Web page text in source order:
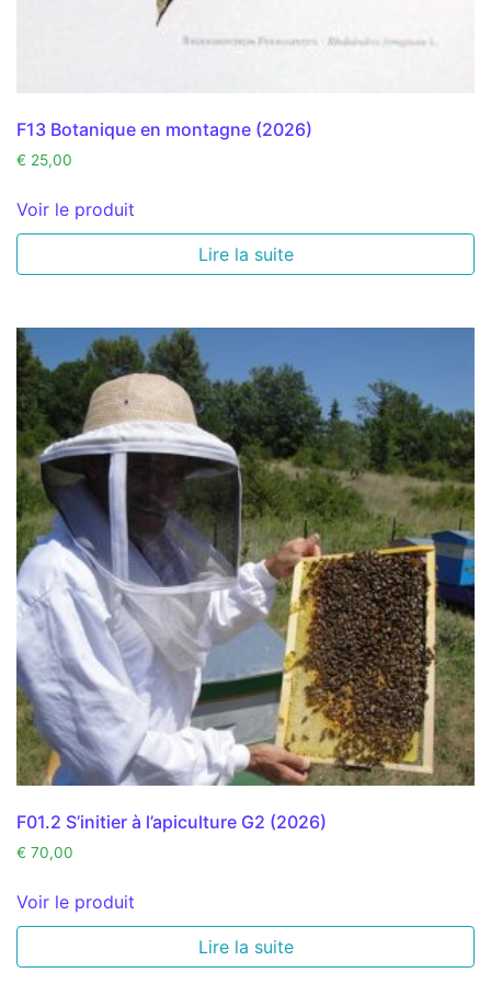
F13 Botanique en montagne (2026)
€ 25,00
Voir le produit
Lire la suite
F01.2 S’initier à l’apiculture G2 (2026)
€ 70,00
Voir le produit
Lire la suite